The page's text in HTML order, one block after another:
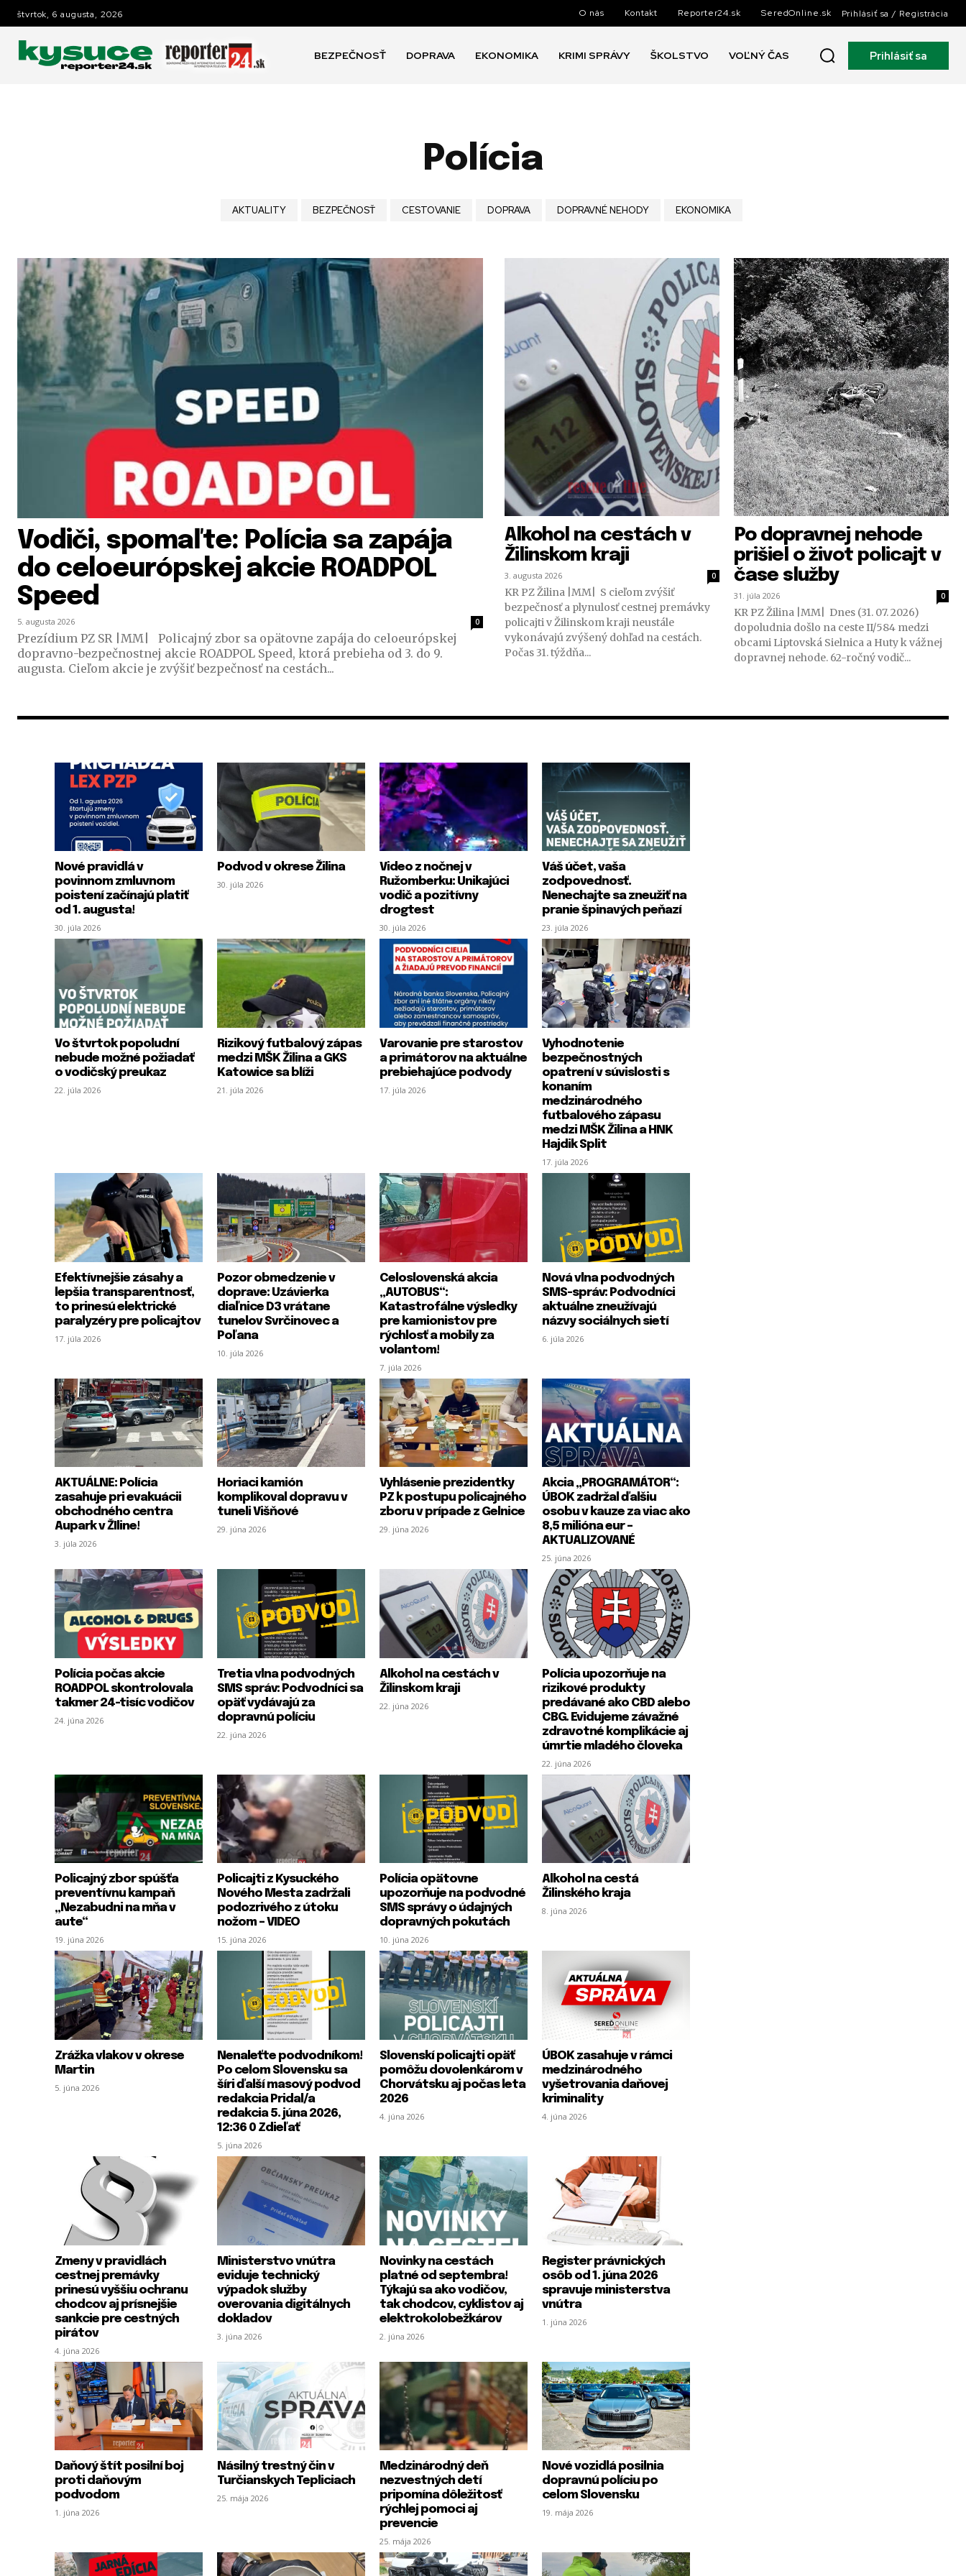
PRIHLÁSIŤ SA ZAREGISTROVAŤ SA
Heslo*
E
-
m
a
i
l
*
R
e
m
e
Zapamätať si ma
PRIHLÁSIŤ SA ZAREGISTROVAŤ SA
m
a
i
l
Heslo*
R
e
m
e
Zapamätať si ma
štvrtok, 6 augusta, 2026 O nás Kontakt Reporter24.sk SeredOnline.sk Prihlásiť sa / Registrácia
BEZPEČNOSŤ DOPRAVA EKONOMIKA KRIMI SPRÁVY ŠKOLSTVO VOĽNÝ ČAS Prihlásiť sa
Polícia
AKTUALITY BEZPEČNOSŤ CESTOVANIE DOPRAVA DOPRAVNÉ NEHODY EKONOMIKA
Vodiči, spomaľte: Polícia sa zapája
do celoeurópskej akcie ROADPOL
Speed
5. augusta 2026 0
Prezídium PZ SR |MM| Policajný zbor sa opätovne zapája do celoeurópskej
dopravno-bezpečnostnej akcie ROADPOL Speed, ktorá prebieha od 3. do 9.
augusta. Cieľom akcie je zvýšiť bezpečnosť na cestách...
Alkohol na cestách v
Žilinskom kraji
3. augusta 2026 0
KR PZ Žilina |MM| S cieľom zvýšiť
bezpečnosť a plynulosť cestnej premávky
policajti v Žilinskom kraji neustále
vykonávajú zvýšený dohľad na cestách.
Počas 31. týždňa...
Po dopravnej nehode
prišiel o život policajt v
čase služby
31. júla 2026 0
KR PZ Žilina |MM| Dnes (31. 07. 2026)
dopoludnia došlo na ceste II/584 medzi
obcami Liptovská Sielnica a Huty k vážnej
dopravnej nehode. 62-ročný vodič...
Nové pravidlá v
povinnom zmluvnom
poistení začínajú platiť
od 1. augusta!
30. júla 2026
Podvod v okrese Žilina
30. júla 2026
Video z nočnej v
Ružomberku: Unikajúci
vodič a pozitívny
drogtest
30. júla 2026
Váš účet, vaša
zodpovednosť.
Nenechajte sa zneužiť na
pranie špinavých peňazí
23. júla 2026
Vo štvrtok popoludní
nebude možné požiadať
o vodičský preukaz
22. júla 2026
Rizikový futbalový zápas
medzi MŠK Žilina a GKS
Katowice sa blíži
21. júla 2026
Varovanie pre starostov
a primátorov na aktuálne
prebiehajúce podvody
17. júla 2026
Vyhodnotenie
bezpečnostných
opatrení v súvislosti s
konaním
medzinárodného
futbalového zápasu
medzi MŠK Žilina a HNK
Hajdik Split
17. júla 2026
Efektívnejšie zásahy a
lepšia transparentnosť,
to prinesú elektrické
paralyzéry pre policajtov
17. júla 2026
Pozor obmedzenie v
doprave: Uzávierka
diaľnice D3 vrátane
tunelov Svrčinovec a
Poľana
10. júla 2026
Celoslovenská akcia
„AUTOBUS“:
Katastrofálne výsledky
pre kamionistov pre
rýchlosť a mobily za
volantom!
7. júla 2026
Nová vlna podvodných
SMS-správ: Podvodníci
aktuálne zneužívajú
názvy sociálnych sietí
6. júla 2026
AKTUÁLNE: Polícia
zasahuje pri evakuácii
obchodného centra
Aupark v ŽIline!
3. júla 2026
Horiaci kamión
komplikoval dopravu v
tuneli Višňové
29. júna 2026
Vyhlásenie prezidentky
PZ k postupu policajného
zboru v prípade z Gelnice
29. júna 2026
Akcia „PROGRAMÁTOR“:
ÚBOK zadržal ďalšiu
osobu v kauze za viac ako
8,5 milióna eur –
AKTUALIZOVANÉ
25. júna 2026
Polícia počas akcie
ROADPOL skontrolovala
takmer 24-tisíc vodičov
24. júna 2026
Tretia vlna podvodných
SMS správ: Podvodníci sa
opäť vydávajú za
dopravnú políciu
22. júna 2026
Alkohol na cestách v
Žilinskom kraji
22. júna 2026
Polícia upozorňuje na
rizikové produkty
predávané ako CBD alebo
CBG. Evidujeme závažné
zdravotné komplikácie aj
úmrtie mladého človeka
22. júna 2026
Policajný zbor spúšťa
preventívnu kampaň
„Nezabudni na mňa v
aute“
19. júna 2026
Policajti z Kysuckého
Nového Mesta zadržali
podozrivého z útoku
nožom – VIDEO
15. júna 2026
Polícia opätovne
upozorňuje na podvodné
SMS správy o údajných
dopravných pokutách
10. júna 2026
Alkohol na cestá
Žilinského kraja
8. júna 2026
Zrážka vlakov v okrese
Martin
5. júna 2026
Nenaleťte podvodníkom!
Po celom Slovensku sa
šíri ďalší masový podvod
redakcia Pridal/a
redakcia 5. júna 2026,
12:36 0 Zdieľať
5. júna 2026
Slovenskí policajti opäť
pomôžu dovolenkárom v
Chorvátsku aj počas leta
2026
4. júna 2026
ÚBOK zasahuje v rámci
medzinárodného
vyšetrovania daňovej
kriminality
4. júna 2026
Zmeny v pravidlách
cestnej premávky
prinesú vyššiu ochranu
chodcov aj prísnejšie
sankcie pre cestných
pirátov
4. júna 2026
Ministerstvo vnútra
eviduje technický
výpadok služby
overovania digitálnych
dokladov
3. júna 2026
Novinky na cestách
platné od septembra!
Týkajú sa ako vodičov,
tak chodcov, cyklistov aj
elektrokolobežkárov
2. júna 2026
Register právnických
osôb od 1. júna 2026
spravuje ministerstva
vnútra
1. júna 2026
Daňový štít posilní boj
proti daňovým
podvodom
1. júna 2026
Násilný trestný čin v
Turčianskych Tepliciach
25. mája 2026
Medzinárodný deň
nezvestných detí
pripomína dôležitosť
rýchlej pomoci aj
prevencie
25. mája 2026
Nové vozidlá posilnia
dopravnú políciu po
celom Slovensku
19. mája 2026